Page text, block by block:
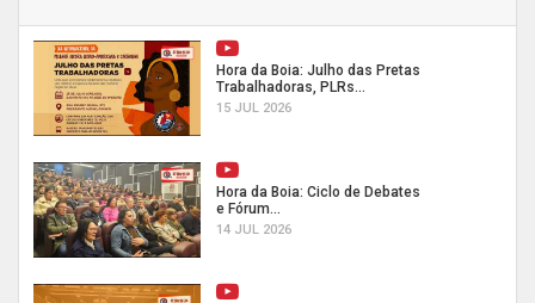
Hora da Boia: Julho das Pretas
Trabalhadoras, PLRs...
15 JUL 2026
Hora da Boia: Ciclo de Debates
e Fórum...
14 JUL 2026